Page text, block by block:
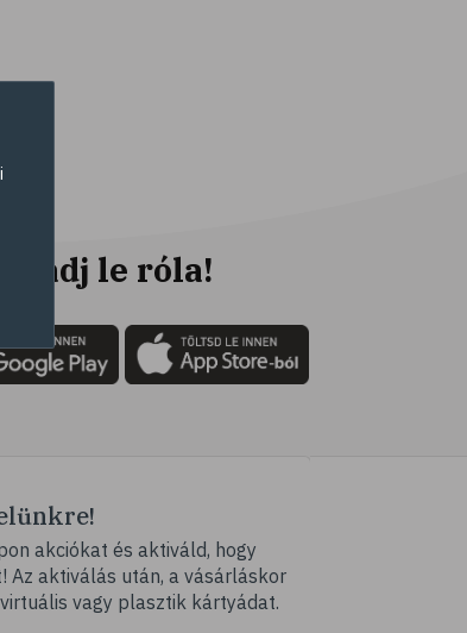
# antioxidáns
# @egeszsegmagazin
# öregedés
# ráncosodás
# peeling
# szauna
# pakolás
le róla!
akciókat és aktiváld, hogy
Az aktiválás után, a vásárláskor
vagy plasztik kártyádat.